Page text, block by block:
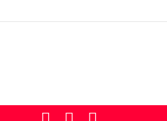
SWITCHBUSCAR